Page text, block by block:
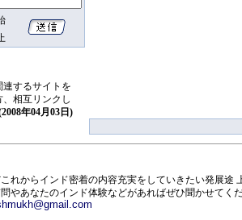
連するサイトを
、相互リンクし
年04月03日)
れからインド密着の内容充実をしていきたい発展途
やあなたのインド体験などがあればぜひ聞かせてく